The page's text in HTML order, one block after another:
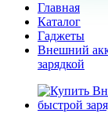
Главная
Каталог
Гаджеты
Внешний
зарядкой